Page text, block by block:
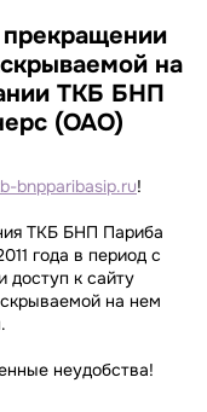
на
ТКБ БНП
(ОАО)
bnpparibasip.ru!
ТКБ БНП Париба
года в период с
доступ к сайту
на нем
неудобства!